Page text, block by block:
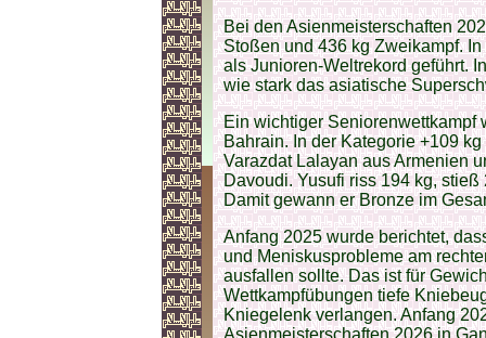
Bei den Asienmeisterschaften
Stoßen und 436 kg Zweikampf.
als Junioren-Weltrekord geführt.
wie stark das asiatische
Ein wichtiger Seniorenwettkampf
Bahrain. In der Kategorie +109
Varazdat Lalayan aus Armenien
Davoudi. Yusufi riss 194 kg,
Damit gewann er Bronze im
Anfang 2025 wurde berichtet,
und Meniskusprobleme am
ausfallen sollte. Das ist für
Wettkampfübungen tiefe
Kniegelenk verlangen. Anfang
Asienmeisterschaften 2026 in